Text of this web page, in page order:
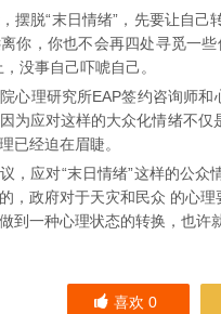
脱“末日情绪”，先要让自己
你，你也不会再四处寻觅一
没事自己吓唬自己。
理研究所EAP签约咨询师和
为应对这样的大众化情绪不
已经迫在眉睫。
应对“末日情绪”这样的公众
，政府对于天灾和民众 的心
到一种心理状态的转换，也许
喜欢0